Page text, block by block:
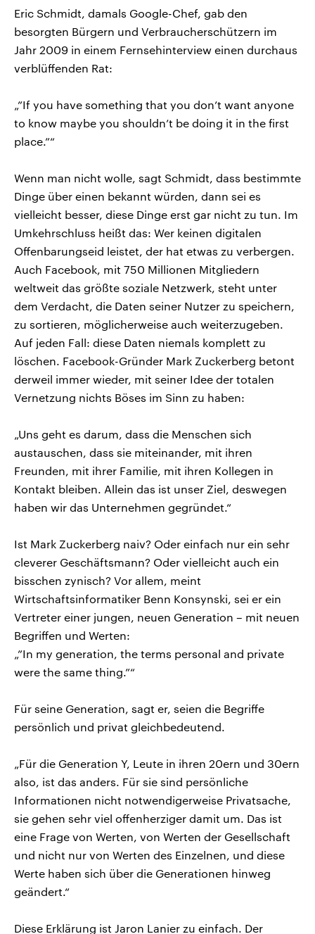
Eric Schmidt, damals Google-Chef, gab den
besorgten Bürgern und Verbraucherschützern im
Jahr 2009 in einem Fernsehinterview einen durchaus
verblüffenden Rat:
„”If you have something that you don’t want anyone
to know maybe you shouldn’t be doing it in the first
place.”“
Wenn man nicht wolle, sagt Schmidt, dass bestimmte
Dinge über einen bekannt würden, dann sei es
vielleicht besser, diese Dinge erst gar nicht zu tun. Im
Umkehrschluss heißt das: Wer keinen digitalen
Offenbarungseid leistet, der hat etwas zu verbergen.
Auch Facebook, mit 750 Millionen Mitgliedern
weltweit das größte soziale Netzwerk, steht unter
dem Verdacht, die Daten seiner Nutzer zu speichern,
zu sortieren, möglicherweise auch weiterzugeben.
Auf jeden Fall: diese Daten niemals komplett zu
löschen. Facebook-Gründer Mark Zuckerberg betont
derweil immer wieder, mit seiner Idee der totalen
Vernetzung nichts Böses im Sinn zu haben:
„Uns geht es darum, dass die Menschen sich
austauschen, dass sie miteinander, mit ihren
Freunden, mit ihrer Familie, mit ihren Kollegen in
Kontakt bleiben. Allein das ist unser Ziel, deswegen
haben wir das Unternehmen gegründet.“
Ist Mark Zuckerberg naiv? Oder einfach nur ein sehr
cleverer Geschäftsmann? Oder vielleicht auch ein
bisschen zynisch? Vor allem, meint
Wirtschaftsinformatiker Benn Konsynski, sei er ein
Vertreter einer jungen, neuen Generation – mit neuen
Begriffen und Werten:
„”In my generation, the terms personal and private
were the same thing.”“
Für seine Generation, sagt er, seien die Begriffe
persönlich und privat gleichbedeutend.
„Für die Generation Y, Leute in ihren 20ern und 30ern
also, ist das anders. Für sie sind persönliche
Informationen nicht notwendigerweise Privatsache,
sie gehen sehr viel offenherziger damit um. Das ist
eine Frage von Werten, von Werten der Gesellschaft
und nicht nur von Werten des Einzelnen, und diese
Werte haben sich über die Generationen hinweg
geändert.“
Diese Erklärung ist Jaron Lanier zu einfach. Der